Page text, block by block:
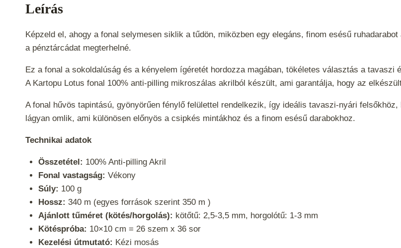
Leírás
Képzeld el, ahogy a fonal selymesen siklik a tűdön, miközben egy elegáns, finom esésű
a pénztárcádat megterhelné.
Ez a fonal a sokoldalúság és a kényelem ígéretét hordozza magában, tökéletes választás a
A Kartopu Lotus fonal 100% anti-pilling mikroszálas akrilból készült, ami garantálja, hogy az
A fonal hűvös tapintású, gyönyörűen fénylő felülettel rendelkezik, így ideális tavaszi-nyári
lágyan omlik, ami különösen előnyös a csipkés mintákhoz és a finom esésű darabokhoz.
Technikai adatok
Összetétel: 100% Anti-pilling Akril
Fonal vastagság: Vékony
Súly: 100 g
Hossz: 340 m (egyes források szerint 350 m )
Ajánlott tűméret (kötés/horgolás): kötőtű: 2,5-3,5 mm, horgolótű: 1-3 mm
Kötéspróba: 10×10 cm = 26 szem x 36 sor
Kezelési útmutató: Kézi mosás